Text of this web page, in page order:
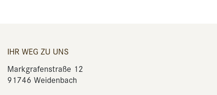
IHR WEG ZU UNS
Markgrafenstraße 12
91746 Weidenbach